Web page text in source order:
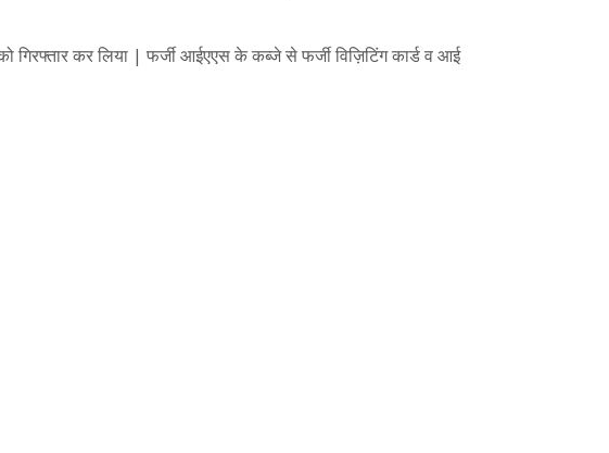
कर लिया | फर्जी आईएएस के कब्जे से फर्जी विज़िटिंग कार्ड व आई